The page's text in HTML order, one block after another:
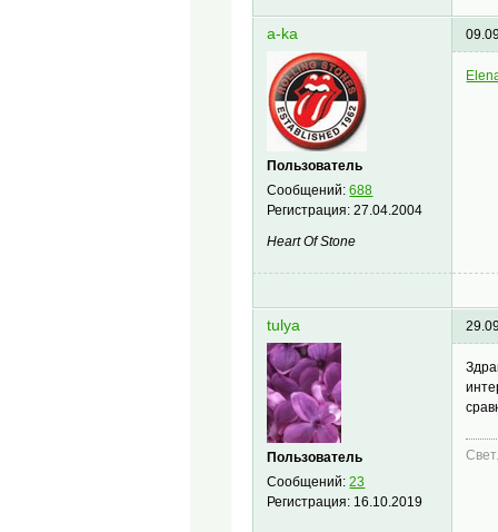
a-ka
Пользователь
Сообщений:688
Регистрация:27.04.2004
Heart Of Stone
tulya
Пользователь
Сообщений:23
Регистрация: 16.10.2019